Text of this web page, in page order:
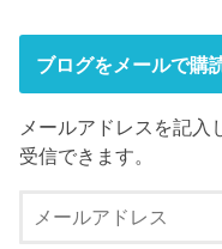
ブログをメールで購
メールアドレスを記入
受信できます。